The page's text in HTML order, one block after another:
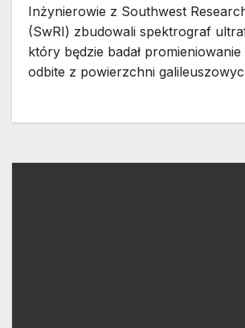
Inżynierowie z Southwest
(SwRI) zbudowali spektrograf
który będzie badał
odbite z powierzchni